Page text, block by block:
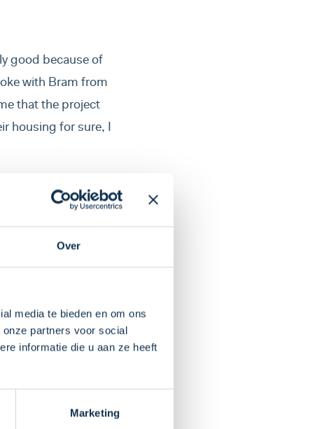
Over
media te bieden en om ons
partners voor social
informatie die u aan ze heeft
Marketing
good because of
with Bram from
that the project
housing for sure, I
is okay. We are
for us from the
to check if we do
on the people
month. The